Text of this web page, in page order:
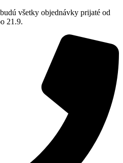
všetky objednávky prijaté od
21.9.